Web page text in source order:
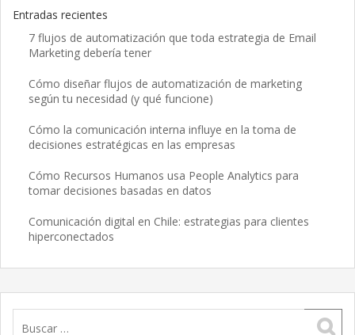
Entradas recientes
7 flujos de automatización que toda estrategia de Email
Marketing debería tener
Cómo diseñar flujos de automatización de marketing
según tu necesidad (y qué funcione)
Cómo la comunicación interna influye en la toma de
decisiones estratégicas en las empresas
Cómo Recursos Humanos usa People Analytics para
tomar decisiones basadas en datos
Comunicación digital en Chile: estrategias para clientes
hiperconectados